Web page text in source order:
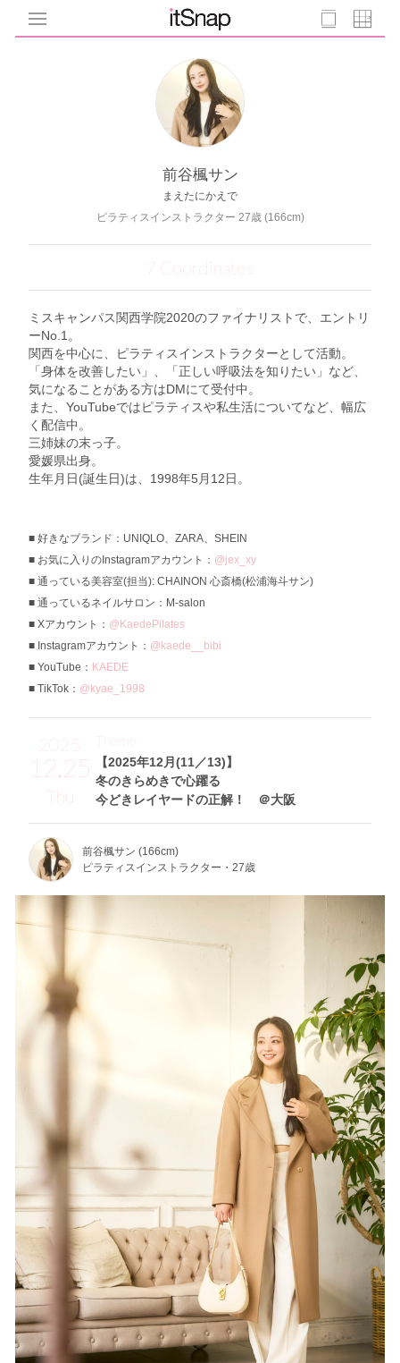
前谷楓サン
まえたにかえで
ピラティスインストラクター 27歳 (166cm)
7 Coordinates
ミスキャンパス関西学院2020のファイナリストで、エントリ
ーNo.1。
関西を中心に、ピラティスインストラクターとして活動。
「身体を改善したい」、「正しい呼吸法を知りたい」など、
気になることがある方はDMにて受付中。
また、YouTubeではピラティスや私生活についてなど、幅広
く配信中。
三姉妹の末っ子。
愛媛県出身。
生年月日(誕生日)は、1998年5月12日。
好きなブランド：UNIQLO、ZARA、SHEIN
お気に入りのInstagramアカウント： @jex_xy
通っている美容室(担当): CHAINON 心斎橋(松浦海斗サン)
通っているネイルサロン：M-salon
Xアカウント： @KaedePilates
Instagramアカウント： @kaede__bibi
YouTube： KAEDE
TikTok： @kyae_1998
2025
12.25
Thu
【2025年12月(11／13)】
冬のきらめきで心躍る
今どきレイヤードの正解！ ＠大阪
Theme
前谷楓サン (166cm)
ピラティスインストラクター・27歳